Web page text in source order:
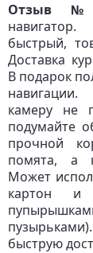
Отзыв
быстрый,
Доставка
В подарок
камеру не
подумайте
прочной
помята, а
Может
картон и
быструю